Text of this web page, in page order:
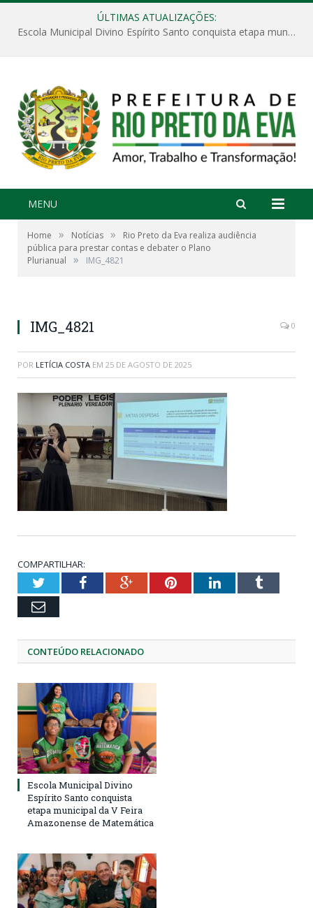
ÚLTIMAS ATUALIZAÇÕES:
Escola Municipal Divino Espírito Santo conquista etapa municipal da V Feira Amazonense de Matemática
MENU
Home » Notícias »
Rio Preto da Eva realiza audiência
pública para prestar contas e debater o Plano
Plurianual
» IMG_4821
IMG_4821 0
POR LETÍCIA COSTA EM 25 DE AGOSTO DE 2025
COMPARTILHAR:
TwitterFacebookGoogle+PinterestLinkedInTumblr
Email
CONTEÚDO RELACIONADO
Escola Municipal Divino
Espírito Santo conquista
etapa municipal da V Feira
Amazonense de Matemática